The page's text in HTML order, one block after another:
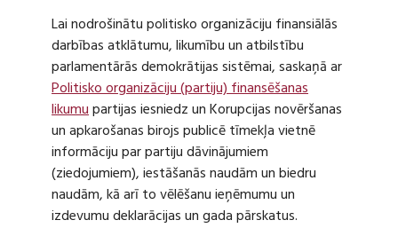
Lai nodrošinātu politisko organizāciju finansiālās
darbības atklātumu, likumību un atbilstību
parlamentārās demokrātijas sistēmai, saskaņā ar
Politisko organizāciju (partiju) finansēšanas
likumupartijas iesniedz un Korupcijas novēršanas
un apkarošanas birojs publicē tīmekļa vietnē
informāciju par partiju dāvinājumiem
(ziedojumiem), iestāšanās naudām un biedru
naudām, kā arī to vēlēšanu ieņēmumu un
izdevumu deklarācijas un gada pārskatus.